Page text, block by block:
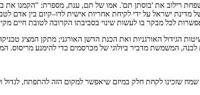
רילוב את 'בוסתן תם'. אמו של תם, ענת, מספרת: "הקמנו את
מדינת ישראל על ידי לקיחת אחריות אישית לדו–קיום בין אדם
לכל מבקר בו לעשות שינוי בסביבתו הקרובה לטובת חיים
הגידול האורגניות ואת הכנת הדשן האורגני; מתקן המציג
לבנה, המשמשת מדביר ביולוגי של מכרסמים כדי להימנע מריסוס.
שזכינו לקחת חלק במיזם שיאפשר למקום הזה להתפתח, לגדול